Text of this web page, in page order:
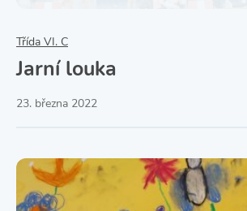
Třída VI. C
Jarní louka
23. března 2022